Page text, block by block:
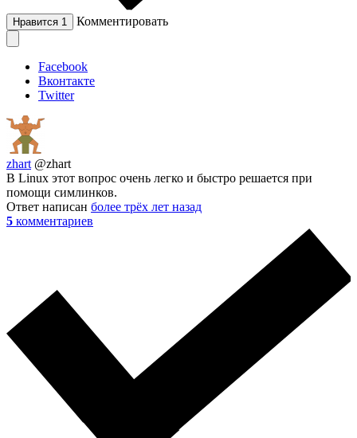
Нравится 1 Комментировать
Facebook
Вконтакте
Twitter
zhart @zhart
В Linux этот вопрос очень легко и быстро решается при
помощи симлинков.
Ответ написан более трёх лет назад
5 комментариев